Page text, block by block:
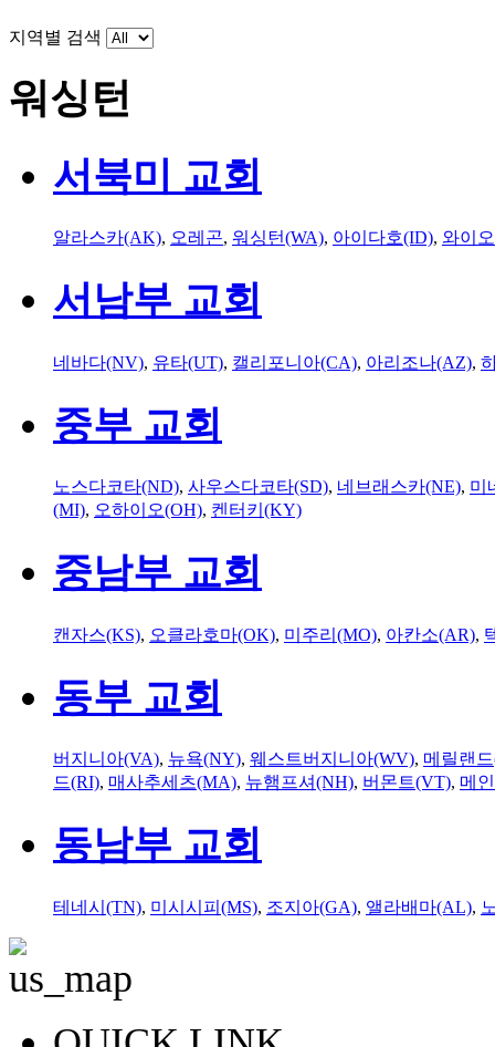
지역별 검색
워싱턴
서북미 교회
알라스카(AK), 오레곤, 워싱턴(WA), 아이다호(ID), 와이
서남부 교회
네바다(NV), 유타(UT), 캘리포니아(CA), 아리조나(AZ),
중부 교회
노스다코타(ND), 사우스다코타(SD), 네브래스카(NE), 미
(MI), 오하이오(OH), 켄터키(KY)
중남부 교회
캔자스(KS), 오클라호마(OK), 미주리(MO), 아칸소(AR),
동부 교회
버지니아(VA), 뉴욕(NY), 웨스트버지니아(WV), 메릴랜
드(RI), 매사추세츠(MA), 뉴햄프셔(NH), 버몬트(VT), 메
동남부 교회
테네시(TN), 미시시피(MS), 조지아(GA), 앨라배마(AL),